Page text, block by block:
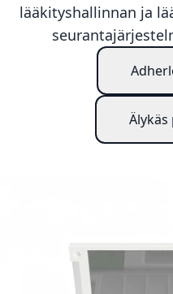
lääkityshallinnan ja